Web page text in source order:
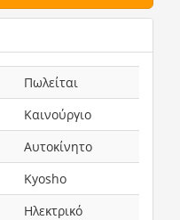
Πωλείται
Καινούργιο
Αυτοκίνητο
Kyosho
Ηλεκτρικό